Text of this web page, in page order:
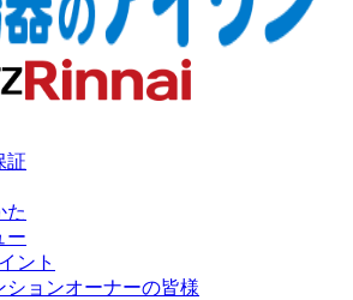
証
た
ー
ント
ションオーナーの皆様